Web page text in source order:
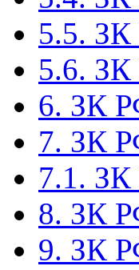
5.5. ЗК
5.6. ЗК
6. ЗК
7. ЗК
7.1. ЗК
8. ЗК
9. ЗК